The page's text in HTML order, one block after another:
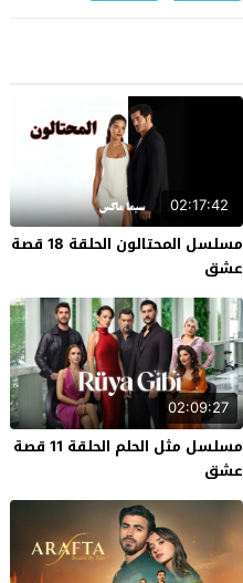
02:17:42
مسلسل المحتالون الحلقة 18 قصة
عشق
02:09:27
مسلسل مثل الحلم الحلقة 11 قصة
عشق